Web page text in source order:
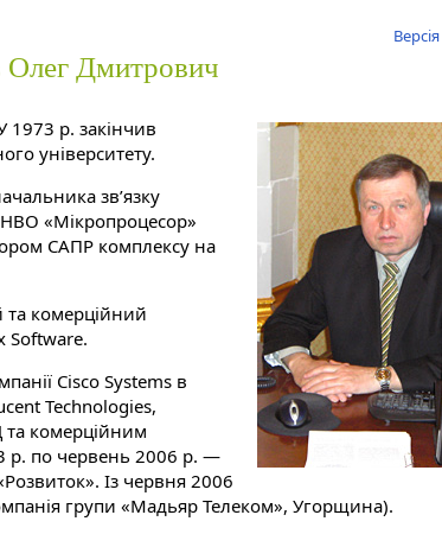
Олег Дмитрович
р. закінчив
університету.
зв’язку
«Мікропроцесор»
САПР комплексу на
та комерційний
Software.
Cisco Systems в
Technologies,
та комерційним
р. по червень 2006 р. —
Із червня 2006
групи «Мадьяр Телеком», Угорщина).